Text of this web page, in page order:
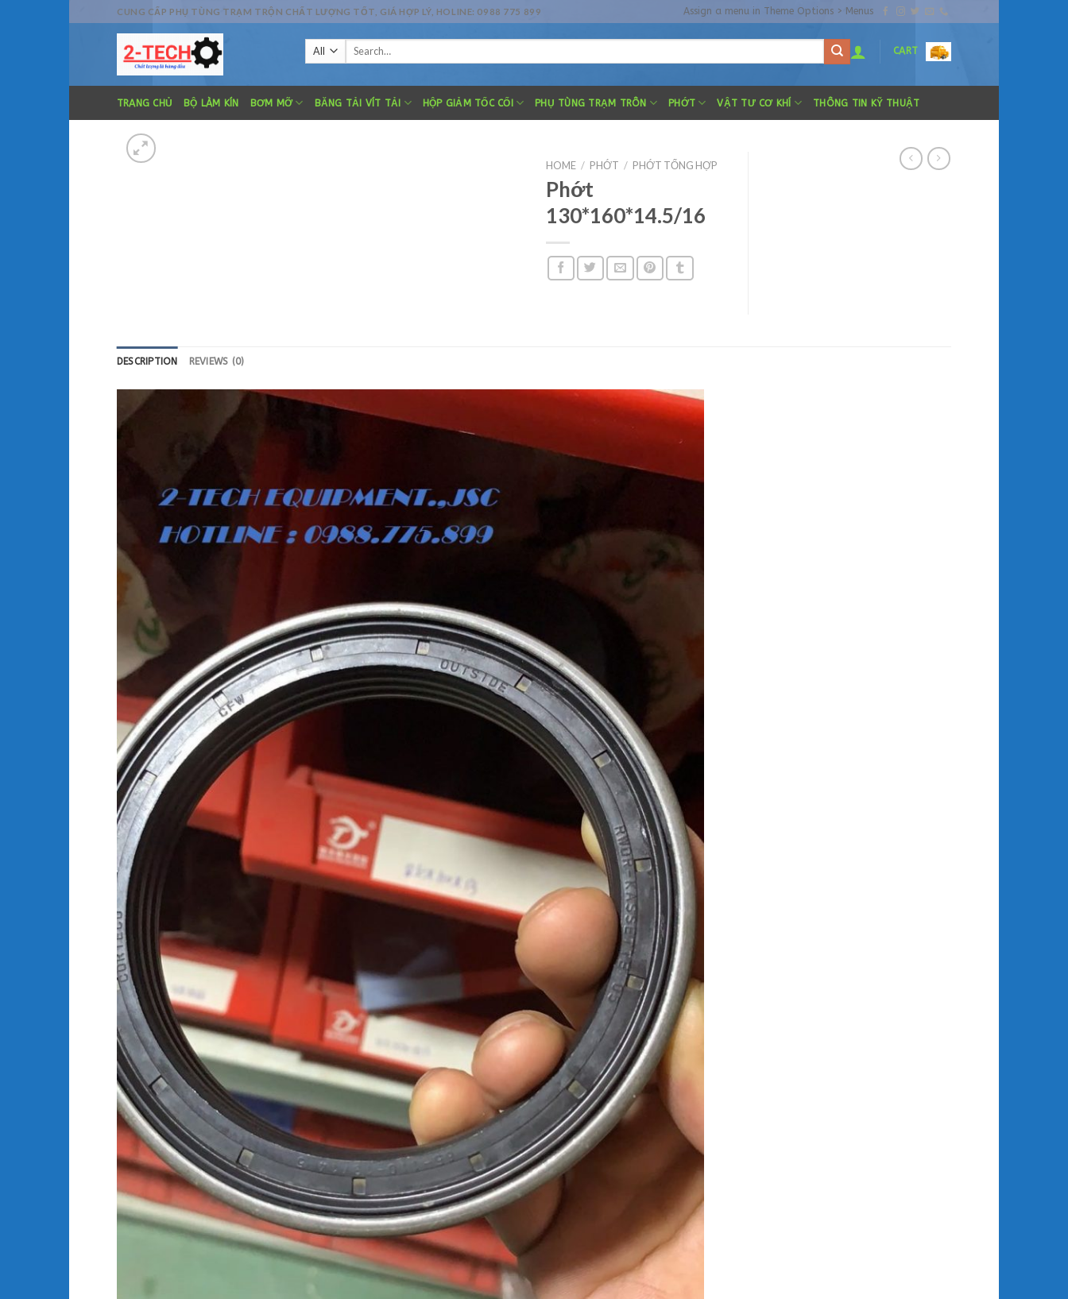
to
CUNG CẤP PHỤ TÙNG TRẠM TRỘN CHẤT LƯỢNG TỐT, GIÁ HỢP LÝ, HOLINE: 0988 775 899 Assign a menu in Theme Options > Menus
Search
CART
TRANG CHỦ BỘ LÀM KÍN BƠM MỠ BĂNG TẢI VÍT TẢI HỘP GIẢM TỐC CỐI PHỤ TÙNG TRẠM TRÔN PHỚT VẬT TƯ CƠ KHÍ THÔNG TIN KỸ THUẬT
HOME / PHỚT / PHỚT TỔNG HỢP
Phớt
130*160*14.5/16
DESCRIPTION REVIEWS (0)